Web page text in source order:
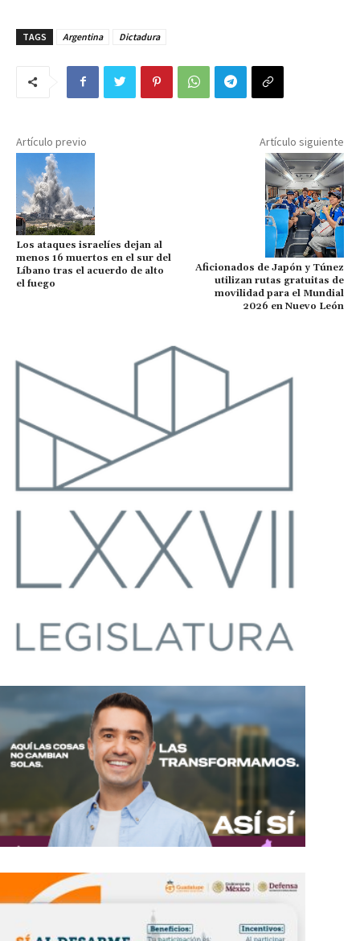
TAGS Argentina Dictadura
Artículo previo
Los ataques israelíes dejan al
menos 16 muertos en el sur del
Líbano tras el acuerdo de alto
el fuego
Artículo siguiente
Aficionados de Japón y Túnez
utilizan rutas gratuitas de
movilidad para el Mundial
2026 en Nuevo León